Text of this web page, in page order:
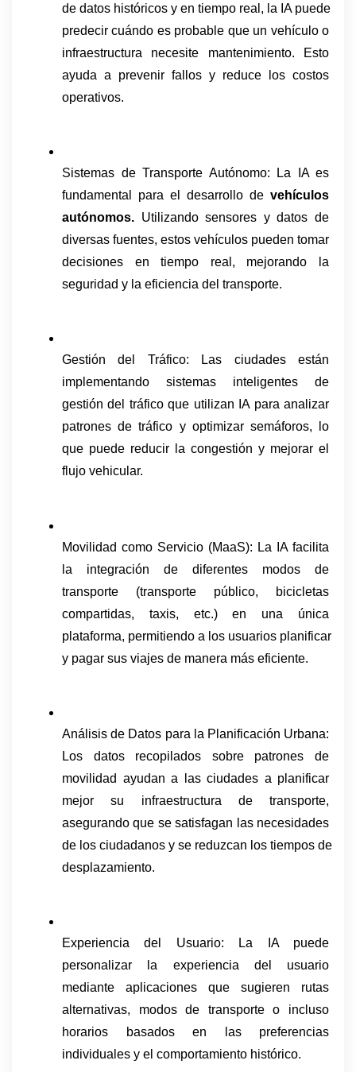
de datos históricos y en tiempo real, la IA puede
predecir cuándo es probable que un vehículo o
infraestructura necesite mantenimiento. Esto
ayuda a prevenir fallos y reduce los costos
operativos.
Sistemas de Transporte Autónomo: La IA es
fundamental para el desarrollo de vehículos
autónomos. Utilizando sensores y datos de
diversas fuentes, estos vehículos pueden tomar
decisiones en tiempo real, mejorando la
seguridad y la eficiencia del transporte.
Gestión del Tráfico: Las ciudades están
implementando sistemas inteligentes de
gestión del tráfico que utilizan IA para analizar
patrones de tráfico y optimizar semáforos, lo
que puede reducir la congestión y mejorar el
flujo vehicular.
Movilidad como Servicio (MaaS): La IA facilita
la integración de diferentes modos de
transporte (transporte público, bicicletas
compartidas, taxis, etc.) en una única
plataforma, permitiendo a los usuarios planificar
y pagar sus viajes de manera más eficiente.
Análisis de Datos para la Planificación Urbana:
Los datos recopilados sobre patrones de
movilidad ayudan a las ciudades a planificar
mejor su infraestructura de transporte,
asegurando que se satisfagan las necesidades
de los ciudadanos y se reduzcan los tiempos de
desplazamiento.
Experiencia del Usuario: La IA puede
personalizar la experiencia del usuario
mediante aplicaciones que sugieren rutas
alternativas, modos de transporte o incluso
horarios basados en las preferencias
individuales y el comportamiento histórico.